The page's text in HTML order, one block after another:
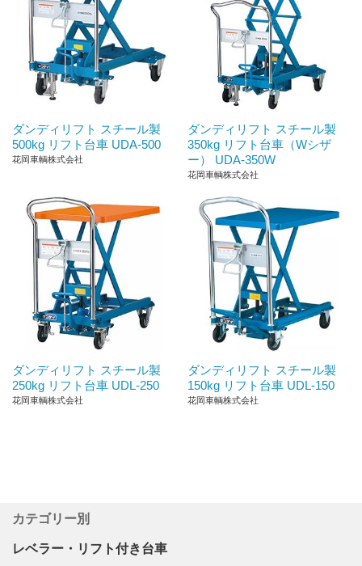
ダンディリフト スチール製
500kg リフト台車 UDA-500
花岡車輌株式会社
ダンディリフト スチール製
350kg リフト台車（Wシザ
ー） UDA-350W
花岡車輌株式会社
ダンディリフト スチール製
250kg リフト台車 UDL-250
花岡車輌株式会社
ダンディリフト スチール製
150kg リフト台車 UDL-150
花岡車輌株式会社
カテゴリー別
レベラー・リフト付き台車